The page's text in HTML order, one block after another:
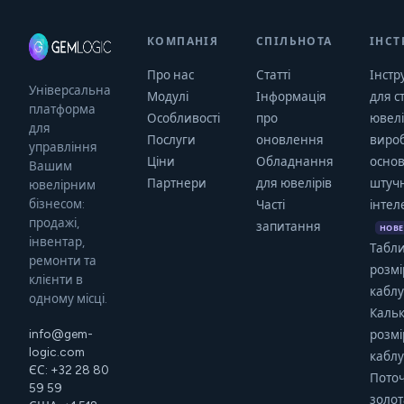
Універсальна
платформа
для
управління
Вашим
ювелірним
бізнесом:
продажі,
інвентар,
ремонти та
клієнти в
одному місці.
info@gem-
logic.com
ЄС: +32 28 80
59 59
КОМПАНІЯ
Про нас
Модулі
Особливості
Послуги
Ціни
Партнери
СПІЛЬНОТА
Статті
Інформація
про
оновлення
Обладнання
для ювелірів
Часті
запитання
для
НОВЕ